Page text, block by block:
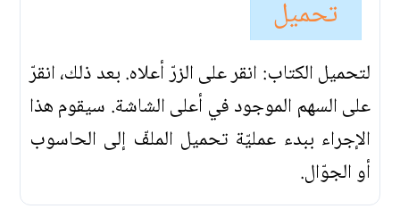
تحميل
لتحميل الكتاب: انقر على الزرّ أعلاه. بعد ذلك، انقرّ
على السهم الموجود في أعلى الشاشة. سيقوم هذا
الإجراء ببدء عمليّة تحميل الملفّ إلى الحاسوب
أو الجوّال.